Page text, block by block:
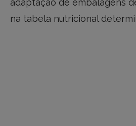
adaptação de embalagens
na tabela nutricional